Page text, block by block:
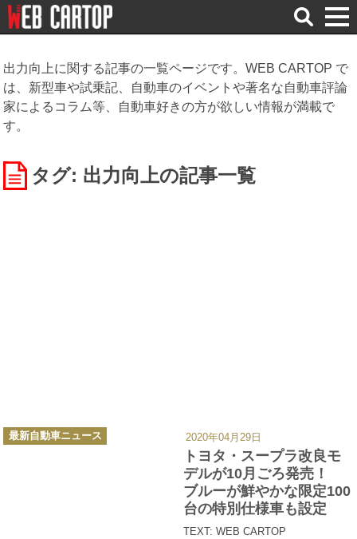
検
索
出力向上に関する記事の一覧ページです。WEB CARTOP で
は、新型車や試乗記、自動車のイベントや著名な自動車評論
家によるコラム等、自動車好きの方が欲しい情報が満載で
す。
タグ: 出力向上の記事一覧
トヨタ・スープラ改良モ
デルが10月ごろ発売！
ブルーが鮮やかな限定100
台の特別仕様車も設定
TEXT: WEB CARTOP
カ
テ
最新自動車ニュース 2020年04月29日